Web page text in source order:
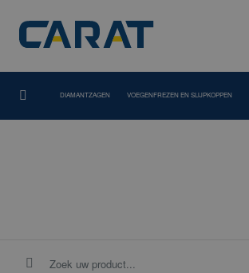
DIAMANTZAGEN VOEGENFREZEN EN SLIJPKOPPEN